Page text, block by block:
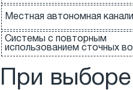
Местная автономная
Системы с повторным
использованием сточных
При